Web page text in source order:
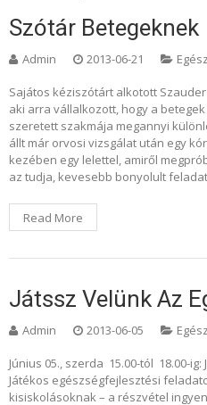
Szótár Betegeknek
Admin 2013-06-21
Sajátos kéziszótárt alkotott
aki arra vállalkozott, hogy a
szeretett szakmája megannyi
állt már orvosi vizsgálat után egy
kezében egy lelettel, amiről
az tudja, kevesebb bonyolult
Read More
Játssz Velünk Az
Admin 2013-06-05
Június 05., szerda 15.00-tól 18.00-ig:
Játékos egészségfejlesztési
kisiskolásoknak – a részvétel